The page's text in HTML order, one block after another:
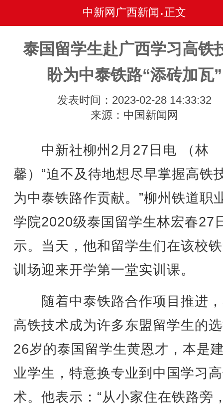
中新网广西新闻 • 正文
泰国留学生赴广西学习高铁
盼为中泰铁路“添砖加瓦”
发表时间：2023-02-28 14:33:32
来源：中国新闻网
中新社柳州2月27日电 （林
馨）“迫不及待地想尽早掌握高铁
为中泰铁路作贡献。”柳州铁道职
学院2020级泰国留学生林宏春27
示。当天，他和留学生们在该校
训场迎来开学第一堂实训课。
随着中泰铁路合作项目推进
高铁技术成为许多东盟留学生的
26岁的泰国留学生黄恩才，本是
业学生，特意换专业到中国学习
术。他表示：“从小家住在铁路旁